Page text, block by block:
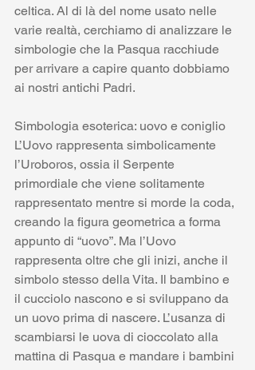
celtica. Al di là del nome usato nelle
varie realtà, cerchiamo di analizzare le
simbologie che la Pasqua racchiude
per arrivare a capire quanto dobbiamo
ai nostri antichi Padri.
Simbologia esoterica: uovo e coniglio
L’Uovo rappresenta simbolicamente
l’Uroboros, ossia il Serpente
primordiale che viene solitamente
rappresentato mentre si morde la coda,
creando la figura geometrica a forma
appunto di “uovo”. Ma l’Uovo
rappresenta oltre che gli inizi, anche il
simbolo stesso della Vita. Il bambino e
il cucciolo nascono e si sviluppano da
un uovo prima di nascere. L’usanza di
scambiarsi le uova di cioccolato alla
mattina di Pasqua e mandare i bambini